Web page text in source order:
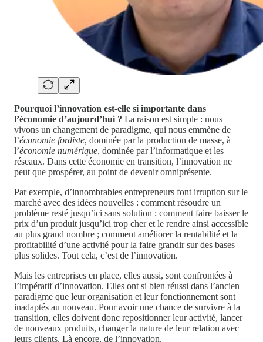
Pourquoi l’innovation est-elle si importante dans
l’économie d’aujourd’hui ? La raison est simple : nous
vivons un changement de paradigme, qui nous emmène de
l’économie fordiste, dominée par la production de masse, à
l’économie numérique, dominée par l’informatique et les
réseaux. Dans cette économie en transition, l’innovation ne
peut que prospérer, au point de devenir omniprésente.
Par exemple, d’innombrables entrepreneurs font irruption sur le
marché avec des idées nouvelles : comment résoudre un
problème resté jusqu’ici sans solution ; comment faire baisser le
prix d’un produit jusqu’ici trop cher et le rendre ainsi accessible
au plus grand nombre ; comment améliorer la rentabilité et la
profitabilité d’une activité pour la faire grandir sur des bases
plus solides. Tout cela, c’est de l’innovation.
Mais les entreprises en place, elles aussi, sont confrontées à
l’impératif d’innovation. Elles ont si bien réussi dans l’ancien
paradigme que leur organisation et leur fonctionnement sont
inadaptés au nouveau. Pour avoir une chance de survivre à la
transition, elles doivent donc repositionner leur activité, lancer
de nouveaux produits, changer la nature de leur relation avec
leurs clients. Là encore, de l’innovation.